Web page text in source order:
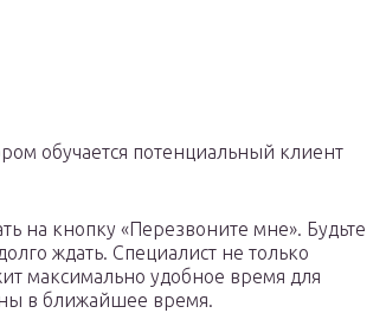
обучается потенциальный клиент
на кнопку «Перезвоните мне». Будьте
ждать. Специалист не только
максимально удобное время для
в ближайшее время.